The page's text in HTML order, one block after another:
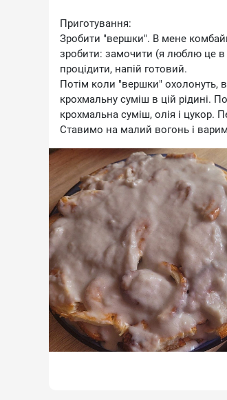
Приготування:
Зробити "вершки". В мене
зробити: замочити (я люблю це в
процідити, напій готовий.
Потім коли "вершки" охолонуть,
крохмальну суміш в цій рідині.
крохмальна суміш, олія і цукор.
Ставимо на малий вогонь і
Крем смачнющий. Звісно, через
але від того не менш смачно.
Було зроблено з кремом лінивий
смакувати))
#рецепт #готую